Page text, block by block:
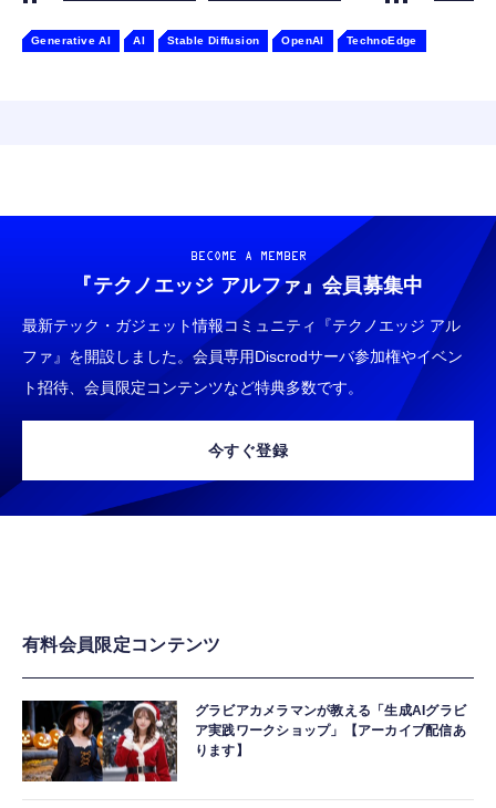
Generative AI AI Stable Diffusion OpenAI TechnoEdge
BECOME A MEMBER
『テクノエッジ アルファ』 会員募集中
最新テック・ガジェット情報コミュニティ『テクノエッジ アル
ファ』を開設しました。会員専用Discrodサーバ参加権やイベン
ト招待、会員限定コンテンツなど特典多数です。
今すぐ登録
有料会員限定コンテンツ
グラビアカメラマンが教える「生成AIグラビ
ア実践ワークショップ」【アーカイブ配信あ
ります】